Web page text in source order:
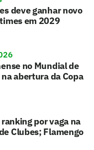
deve ganhar novo
em 2029
no Mundial de
abertura da Copa
por vaga na
Clubes; Flamengo